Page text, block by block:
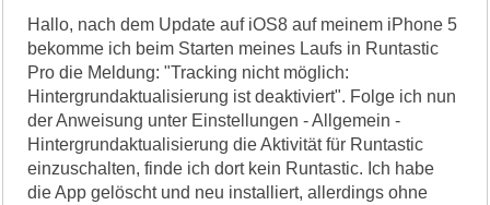
Hallo, nach dem Update auf iOS8 auf meinem iPhone 5
bekomme ich beim Starten meines Laufs in Runtastic
Pro die Meldung: "Tracking nicht möglich:
Hintergrundaktualisierung ist deaktiviert". Folge ich nun
der Anweisung unter Einstellungen - Allgemein -
Hintergrundaktualisierung die Aktivität für Runtastic
einzuschalten, finde ich dort kein Runtastic. Ich habe
die App gelöscht und neu installiert, allerdings ohne